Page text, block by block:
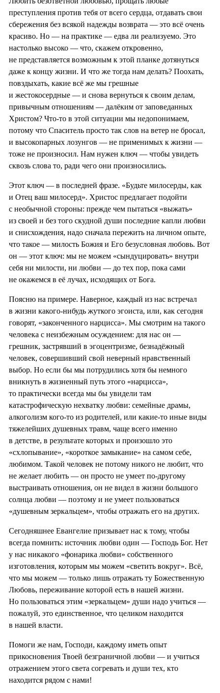
преступления против тебя от всего сердца, отдавать свои
сбережения без всякой надежды возврата — это всё очень
красиво. Но — на практике — едва ли реализуемо. Это
настолько высоко — что, скажем откровенно,
не представляется возможным к этой планке дотянуться
даже к концу жизни. И что же тогда нам делать? Поохать,
повздыхать, какие всё же мы грешные
и жестокосердные — и снова вернуться к своим делам,
привычным отношениям — далёким от заповеданных
Христом? Что-то в этой ситуации мы недопонимаем,
потому что Спаситель просто так слов на ветер не бросал,
и высокопарных лозунгов — не применимых к жизни —
тоже не произносил. Нам нужен ключ — чтобы увидеть
сквозь слова то, ради чего они произносились.
Этот ключ — в последней фразе. «Будьте милосерды, как
и Отец ваш милосерд». Христос предлагает подойти
с необычной стороны: прежде чем пытаться «выжать»
из своей и без того скудной души последние капли любви
и снисхождения, надо сначала пережить на личном опыте,
что такое — милость Божия и Его безусловная любовь. Вот
он — этот ключ: мы не можем «сындуцировать» внутри
себя ни милости, ни любви — до тех пор, пока сами
не окажемся в её лучах, исходящих от Бога.
Поясню на примере. Наверное, каждый из нас встречал
в жизни какого-нибудь жуткого эгоиста, или, как сегодня
говорят, «законченного нарцисса». Мы смотрим на такого
человека с неизбежным осуждением: для нас он —
грешник, застрявший в эгоцентризме, безнадёжный
человек, совершивший свой неверный нравственный
выбор. Но если бы мы потрудились хотя бы немного
вникнуть в жизненный путь этого «нарцисса»,
то практически всегда мы бы увидели там
катастрофическую нехватку любви: семейные драмы,
алкоголизм кого-то из родителей, или какие-то иные виды
тяжелейших душевных травм, чаще всего именно
в детстве, в результате которых и произошло это
«схлопывание», «короткое замыкание» на самом себе,
любимом. Такой человек не потому никого не любит, что
не желает любить — он просто не умеет по-другому
выстраивать отношения, он не видел в жизни большого
солнца любви — поэтому и не умеет пользоваться
«душевным зеркальцем», чтобы отражать его на других.
Сегодняшнее Евангелие призывает нас к тому, чтобы
всегда помнить: источник любви один — Господь Бог. Нет
у нас никакого «фонарика любви» собственного
изготовления, которым мы можем «светить вокруг». Всё,
что мы можем — только лишь отражать ту Божественную
Любовь, переживание которой есть в нашей жизни.
Но пользоваться этим «зеркальцем» души надо учиться —
пожалуй, это единственное, что целиком находится
в нашей власти.
Помоги же нам, Господи, каждому иметь опыт
прикосновения Твоей безграничной любви — и учиться
отражением этого света согревать и души тех, кто
находится рядом с нами!